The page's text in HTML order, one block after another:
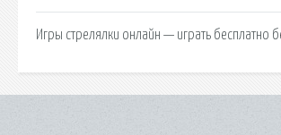
Игры стрелялки онлайн — играть бесплатно